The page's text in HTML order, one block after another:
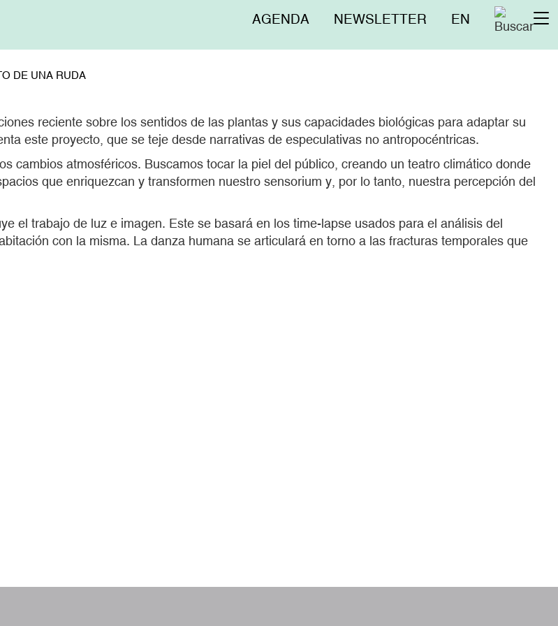
Menú
AGENDA NEWSLETTER EN
DE UNA RUDA
reciente sobre los sentidos de las plantas y sus capacidades biológicas para adaptar su
este proyecto, que se teje desde narrativas de especulativas no antropocéntricas.
cambios atmosféricos. Buscamos tocar la piel del público, creando un teatro climático donde
que enriquezcan y transformen nuestro sensorium y, por lo tanto, nuestra percepción del
el trabajo de luz e imagen. Este se basará en los time-lapse usados para el análisis del
con la misma. La danza humana se articulará en torno a las fracturas temporales que